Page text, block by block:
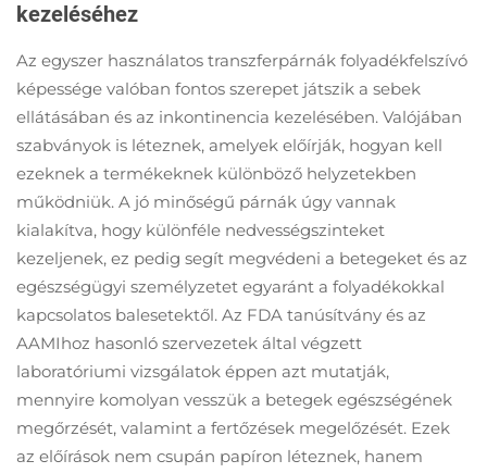
kezeléséhez
Az egyszer használatos transzferpárnák folyadékfelszívó
képessége valóban fontos szerepet játszik a sebek
ellátásában és az inkontinencia kezelésében. Valójában
szabványok is léteznek, amelyek előírják, hogyan kell
ezeknek a termékeknek különböző helyzetekben
működniük. A jó minőségű párnák úgy vannak
kialakítva, hogy különféle nedvességszinteket
kezeljenek, ez pedig segít megvédeni a betegeket és az
egészségügyi személyzetet egyaránt a folyadékokkal
kapcsolatos balesetektől. Az FDA tanúsítvány és az
AAMIhoz hasonló szervezetek által végzett
laboratóriumi vizsgálatok éppen azt mutatják,
mennyire komolyan vesszük a betegek egészségének
megőrzését, valamint a fertőzések megelőzését. Ezek
az előírások nem csupán papíron léteznek, hanem